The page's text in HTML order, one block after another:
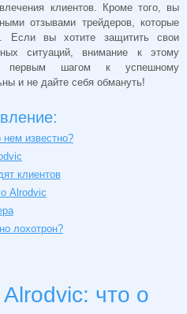
клиентов. Кроме того, вы
отзывами трейдеров, которые
. Если вы хотите защитить свои
ситуаций, внимание к этому
первым шагом к успешному
и не дайте себя обмануть!
известно?
клиентов
Alrodvic
лохотрон?
что о